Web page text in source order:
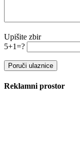
Upišite zbir
5+1=?
Reklamni prostor